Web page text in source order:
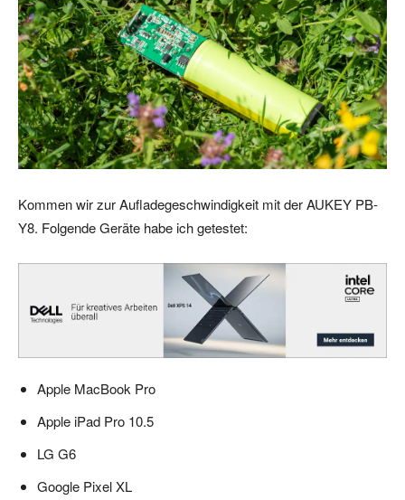
Kommen wir zur Aufladegeschwindigkeit mit der AUKEY PB-
Y8. Folgende Geräte habe ich getestet:
Apple MacBook Pro
Apple iPad Pro 10.5
LG G6
Google Pixel XL